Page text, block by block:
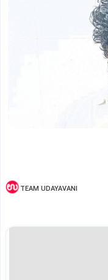
TEAM UDAYAVANI